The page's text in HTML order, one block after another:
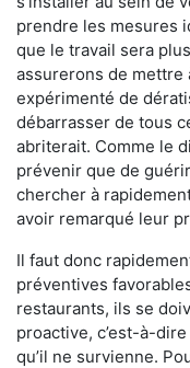
prendre les mesures
que le travail sera
assurerons de
expérimenté de
débarrasser de tous
abriterait. Comme le
prévenir que de
chercher à
avoir remarqué leur
Il faut donc
préventives
restaurants, ils se
proactive, c’est-à-
qu’il ne survienne.